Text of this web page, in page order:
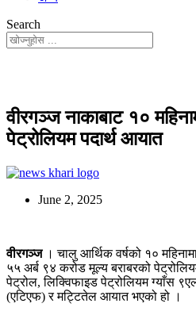
Search
वीरगञ्ज नाकाबाट १०
पेट्रोलियम पदार्थ आयात
June 2, 2025
वीरगञ्ज। चालु आर्थिक वर्षको १०
५५ अर्ब ९४ करोड मूल्य बराबरको
पेट्रोल, लिक्विफाइड पेट्रोलियम ग्याँस
(एटिएफ) र मट्टितेल आयात भएको हो ।